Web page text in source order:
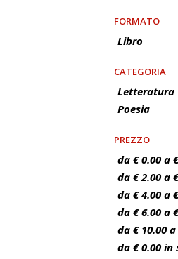
FORMATO
Libro
CATEGORIA
Letteratura
Poesia
PREZZO
da € 0.00 a
da € 2.00 a
da € 4.00 a
da € 6.00 a
da € 10.00
da € 0.00 in